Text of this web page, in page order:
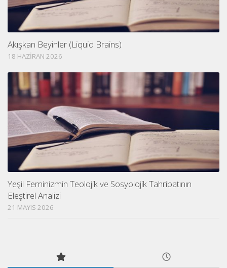
Akışkan Beyinler (Liquid Brains)
18 HAZIRAN 2026
Yeşil Feminizmin Teolojik ve Sosyolojik Tahribatının
Eleştirel Analizi
21 MAYIS 2026